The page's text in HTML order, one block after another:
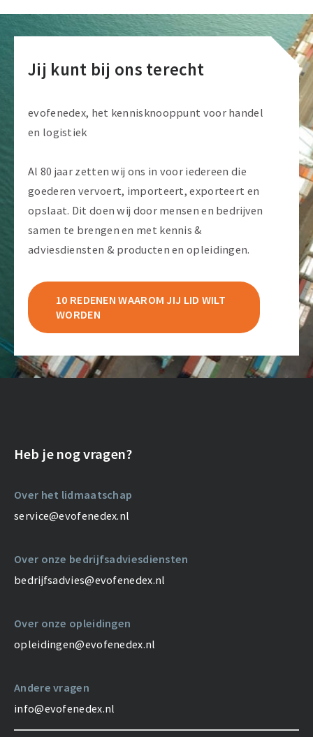
Jij kunt bij ons terecht
evofenedex, het kennisknooppunt voor handel
en logistiek
Al 80 jaar zetten wij ons in voor iedereen die
goederen vervoert, importeert, exporteert en
opslaat. Dit doen wij door mensen en bedrijven
samen te brengen en met kennis &
adviesdiensten & producten en opleidingen.
10 REDENEN WAAROM JIJ LID WILT
WORDEN
Heb je nog vragen?
Over het lidmaatschap
service@evofenedex.nl
Over onze bedrijfsadviesdiensten
bedrijfsadvies@evofenedex.nl
Over onze opleidingen
opleidingen@evofenedex.nl
Andere vragen
info@evofenedex.nl